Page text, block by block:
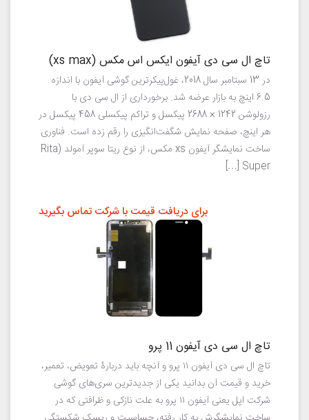
تاچ ال سی دی آیفون ایکس اس مکس (xs max)
در 13 سبتامبر سال 2018، غول‌پیکرترین گوشی‌ آیفون با اندازه
6.5 اینچ به بازار عرضه شد. برخورداری از ال سی دی با
رزولوشن 1242 × 2688 پیکسل و تراکم پیکسلی 458 پیکسل در
هر اینچ، صفحه نمایش شگفت‌انگیزی را رقم زده است. فناوری
ساخت نمایشگر آیفون xs مکس، از نوع ریتا سوپر آمولد (Rita
Super […]
تاچ ال سی دی آیفون 11 پرو
تاچ ال سی دی آیفون ۱۱ پرو و آنچه باید دربارۀ تعویض، تعمیر،
خرید و قیمت آن بدانید یکی از جدیدترین سری‌های گوشی
شرکت اپل یعنی آیفون ۱۱ پرو به‌ علت نازکی و ظرافتی که در
برای دریافت قیمت با شرکت تماس بگیرید